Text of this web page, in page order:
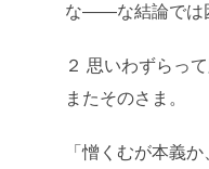
な――な結論では
２ 思いわずらっ
またそのさま。
「憎くむが本義